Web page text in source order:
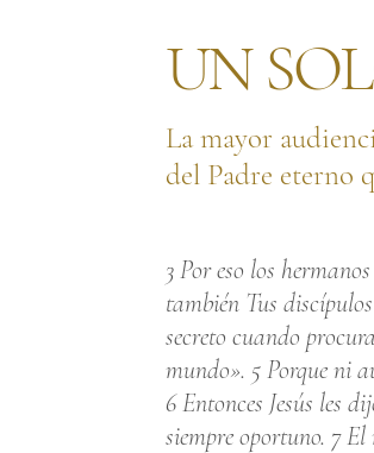
UN
La mayor
del Padre eterno
3 Por eso los
también Tus
secreto cuando
mundo». 5 Porque ni
6 Entonces Jesús les
siempre oportuno. 7